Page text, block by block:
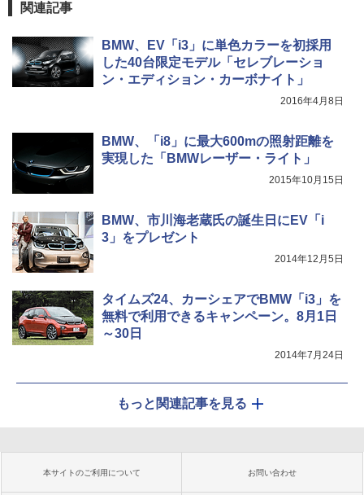
関連記事
BMW、EV「i3」に単色カラーを初採用
した40台限定モデル「セレブレーショ
ン・エディション・カーボナイト」
2016年4月8日
BMW、「i8」に最大600mの照射距離を
実現した「BMWレーザー・ライト」
2015年10月15日
BMW、市川海老蔵氏の誕生日にEV「i
3」をプレゼント
2014年12月5日
タイムズ24、カーシェアでBMW「i3」を
無料で利用できるキャンペーン。8月1日
～30日
2014年7月24日
もっと関連記事を見る
本サイトのご利用について お問い合わせ